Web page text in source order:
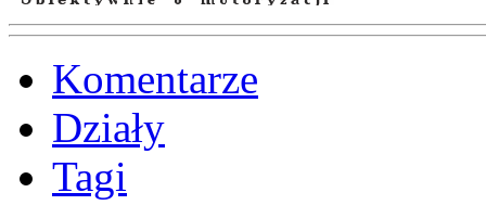
Komentarze
Działy
Tagi